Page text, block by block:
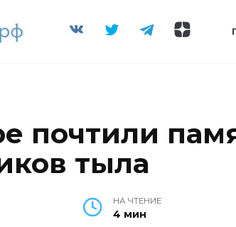
почтили
тыла
НА ЧТЕНИЕ
4 мин